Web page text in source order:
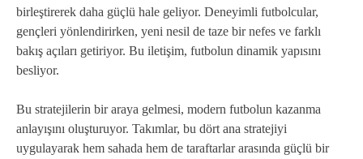
birleştirerek daha güçlü hale geliyor. Deneyimli futbolcular,
gençleri yönlendirirken, yeni nesil de taze bir nefes ve farklı
bakış açıları getiriyor. Bu iletişim, futbolun dinamik yapısını
besliyor.
Bu stratejilerin bir araya gelmesi, modern futbolun kazanma
anlayışını oluşturuyor. Takımlar, bu dört ana stratejiyi
uygulayarak hem sahada hem de taraftarlar arasında güçlü bir